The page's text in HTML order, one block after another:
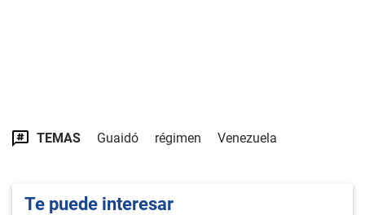
TEMAS Guaidó régimen Venezuela
Te puede interesar